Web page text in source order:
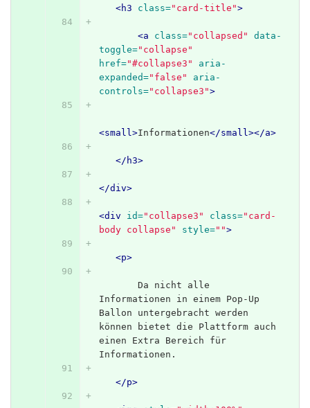
<h3 class="card-title">
<a class="collapsed"
data-
toggle="collapse"
href="#collapse3"
aria-
expanded="false"
aria-
controls="collapse3">
<small>Informationen</small></a>
</h3>
</div>
<div id="collapse3" class="card-
body collapse"
style="">
<p>
       Da nicht alle
Informationen in einem Pop-Up
Ballon untergebracht werden
können bietet die Plattform auch
einen Extra Bereich für
Informationen.
</p>